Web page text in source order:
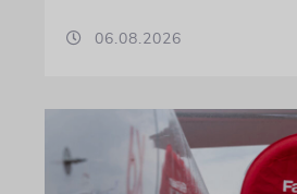
06.08.2026